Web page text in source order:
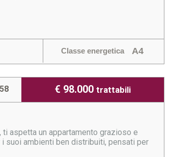
Classe energetica A4
€ 98.000 trattabili
ti aspetta un appartamento grazioso e
suoi ambienti ben distribuiti, pensati per